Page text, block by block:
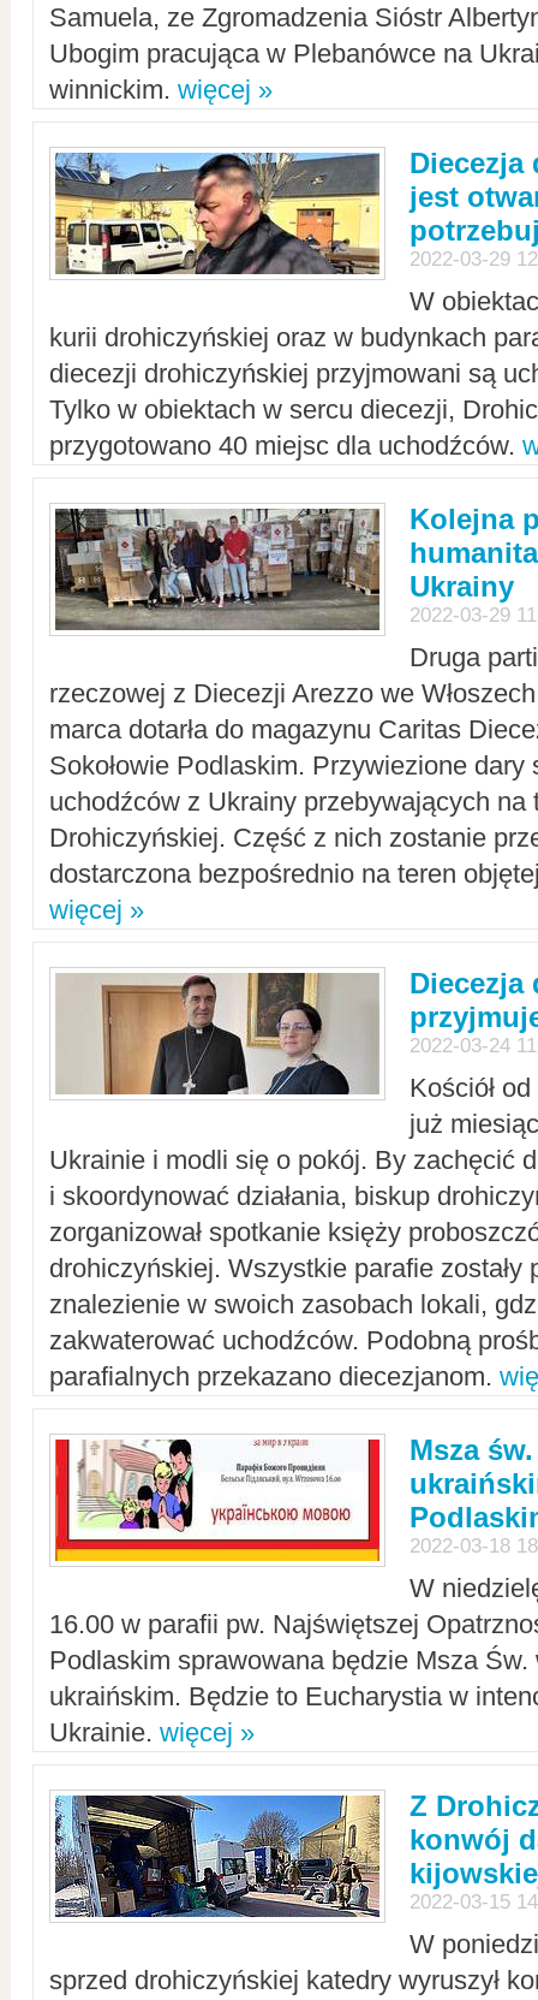
Samuela, ze Zgromadzenia Sióstr
Ubogim pracująca w Plebanówce na
winnickim. więcej »
Diecezja
jest
2022-03-29
W
kurii drohiczyńskiej oraz w budynkach
diecezji drohiczyńskiej przyjmowani są
Tylko w obiektach w sercu diecezji,
przygotowano 40 miejsc dla uchodźców.
Kolejna
Ukrainy
2022-03-29
Druga
rzeczowej z Diecezji Arezzo we
marca dotarła do magazynu Caritas
Sokołowie Podlaskim. Przywiezione dary
uchodźców z Ukrainy przebywających na
Drohiczyńskiej. Część z nich zostanie
dostarczona bezpośrednio na teren
więcej »
Diecezja
2022-03-24
Kościół
już
Ukrainie i modli się o pokój. By zachęcić
i skoordynować działania, biskup
zorganizował spotkanie księży
drohiczyńskiej. Wszystkie parafie zostały
znalezienie w swoich zasobach lokali,
zakwaterować uchodźców. Podobną
parafialnych przekazano diecezjanom.
Msza
2022-03-18
W
16.00 w parafii pw. Najświętszej
Podlaskim sprawowana będzie Msza Św.
ukraińskim. Będzie to Eucharystia w
Ukrainie. więcej »
Z
konwój
2022-03-15
W
sprzed drohiczyńskiej katedry wyruszył